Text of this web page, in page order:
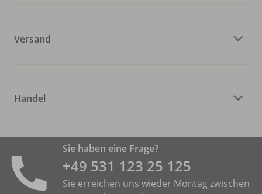
Versand
Handel
Sie haben eine Frage?
+49 531 ­123 25 125
Sie erreichen uns wieder Montag zwischen